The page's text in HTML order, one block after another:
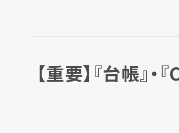
【重要】『台帳』